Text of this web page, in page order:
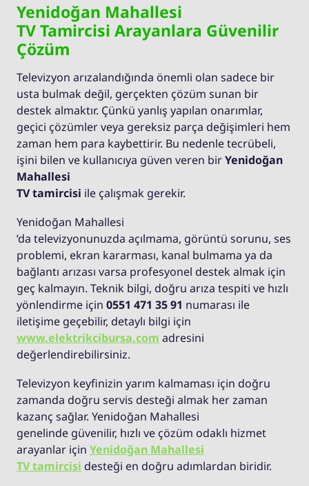
Yenidoğan Mahallesi
TV Tamircisi Arayanlara Güvenilir
Çözüm
Televizyon arızalandığında önemli olan sadece bir
usta bulmak değil, gerçekten çözüm sunan bir
destek almaktır. Çünkü yanlış yapılan onarımlar,
geçici çözümler veya gereksiz parça değişimleri hem
zaman hem para kaybettirir. Bu nedenle tecrübeli,
işini bilen ve kullanıcıya güven veren birYenidoğan
Mahallesi
TV tamircisi ile çalışmak gerekir.
Yenidoğan Mahallesi
’da televizyonunuzda açılmama, görüntü sorunu, ses
problemi, ekran kararması, kanal bulmama ya da
bağlantı arızası varsa profesyonel destek almak için
geç kalmayın. Teknik bilgi, doğru arıza tespiti ve hızlı
yönlendirme için 0551 471 35 91 numarası ile
iletişime geçebilir, detaylı bilgi için
www.elektrikcibursa.com adresini
değerlendirebilirsiniz.
Televizyon keyfinizin yarım kalmaması için doğru
zamanda doğru servis desteği almak her zaman
kazanç sağlar. Yenidoğan Mahallesi
genelinde güvenilir, hızlı ve çözüm odaklı hizmet
arayanlar için Yenidoğan Mahallesi
TV tamircisi desteği en doğru adımlardan biridir.